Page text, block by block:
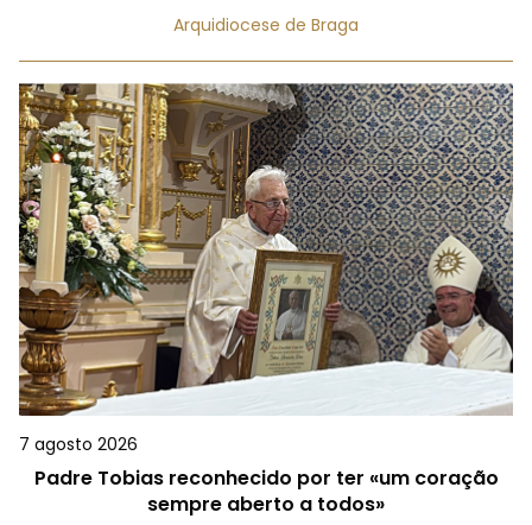
Arquidiocese de Braga
7 agosto 2026
Padre Tobias reconhecido por ter «um coração
sempre aberto a todos»